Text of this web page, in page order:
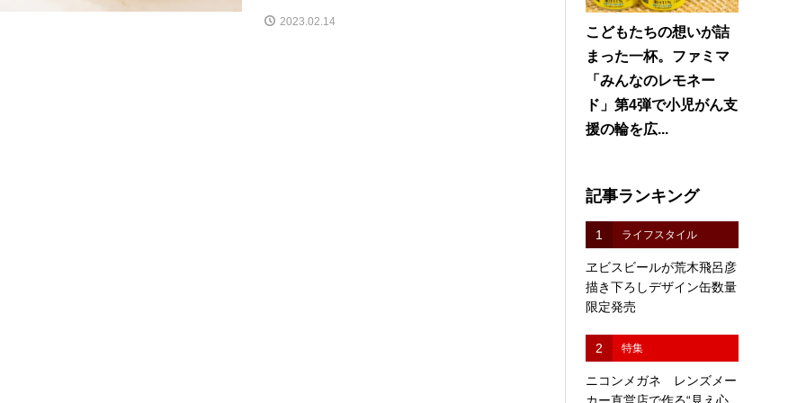
2023.02.14
こどもたちの想いが詰
まった一杯。ファミマ
「みんなのレモネー
ド」第4弾で小児がん支
援の輪を広...
記事ランキング
1 ライフスタイル
ヱビスビールが荒木飛呂彦
描き下ろしデザイン缶数量
限定発売
2 特集
ニコンメガネ レンズメー